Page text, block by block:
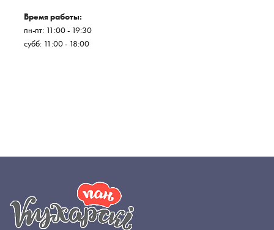
Время работы:
пн-пт: 11:00 - 19:30
субб: 11:00 - 18:00